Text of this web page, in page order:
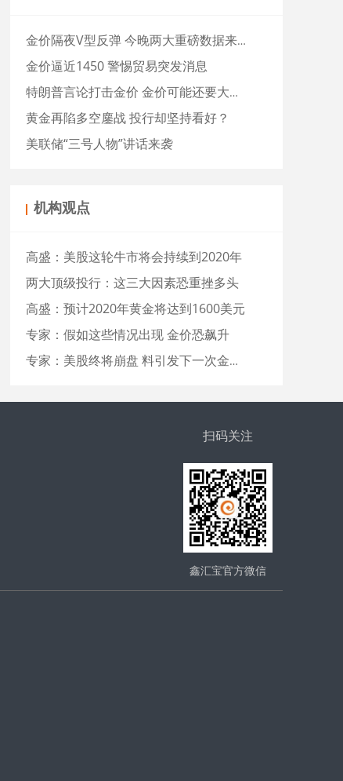
金价隔夜V型反弹 今晚两大重磅数据来袭
金价逼近1450 警惕贸易突发消息
特朗普言论打击金价 金价可能还要大跌近15美元
黄金再陷多空鏖战 投行却坚持看好？
美联储“三号人物”讲话来袭
机构观点
高盛：美股这轮牛市将会持续到2020年
两大顶级投行：这三大因素恐重挫多头
高盛：预计2020年黄金将达到1600美元
专家：假如这些情况出现 金价恐飙升
专家：美股终将崩盘 料引发下一次金价暴涨
扫码关注
鑫汇宝官方微信